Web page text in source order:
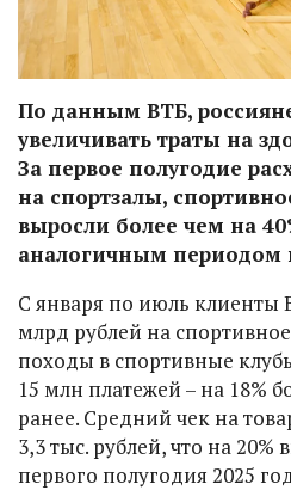
По данным ВТБ,
увеличивать траты на
За первое полугодие
на спортзалы,
выросли более чем на
аналогичным периодом
С января по июль клиенты
млрд рублей на
походы в спортивные
15 млн платежей – на 18%
ранее. Средний чек на
3,3 тыс. рублей, что на 20%
первого полугодия 2025